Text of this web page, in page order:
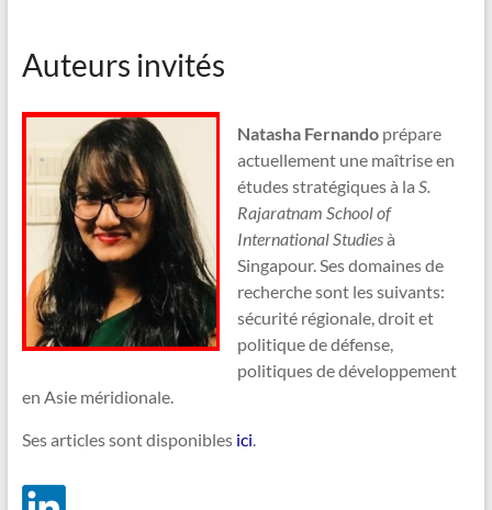
Auteurs invités
Natasha Fernandoprépare
actuellement une maîtrise en
études stratégiques à la S.
Rajaratnam School of
International Studiesà
Singapour. Ses domaines de
recherche sont les suivants:
sécurité régionale, droit et
politique de défense,
politiques de développement
en Asie méridionale.
Ses articles sont disponibles ici.